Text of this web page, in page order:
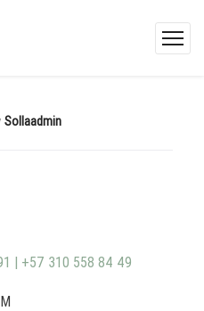
Sollaadmin
| +57 310 558 84 49